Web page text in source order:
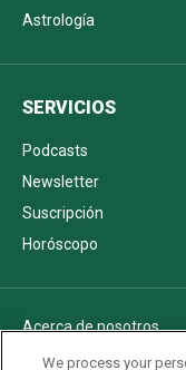
Astrología
SERVICIOS
Podcasts
Newsletter
Suscripción
Horóscopo
Acerca de nosotros
Politica de privacidad
We process your